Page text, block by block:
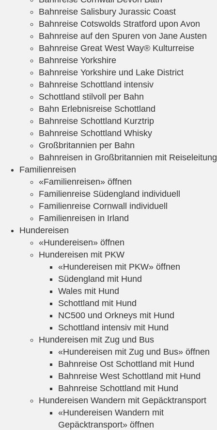
Bahnreise Salisbury Jurassic Coast
Bahnreise Cotswolds Stratford upon Avon
Bahnreise auf den Spuren von Jane Austen
Bahnreise Great West Way® Kulturreise
Bahnreise Yorkshire
Bahnreise Yorkshire und Lake District
Bahnreise Schottland intensiv
Schottland stilvoll per Bahn
Bahn Erlebnisreise Schottland
Bahnreise Schottland Kurztrip
Bahnreise Schottland Whisky
Großbritannien per Bahn
Bahnreisen in Großbritannien mit Reiseleitung
Familienreisen
«Familienreisen» öffnen
Familienreise Südengland individuell
Familienreise Cornwall individuell
Familienreisen in Irland
Hundereisen
«Hundereisen» öffnen
Hundereisen mit PKW
«Hundereisen mit PKW» öffnen
Südengland mit Hund
Wales mit Hund
Schottland mit Hund
NC500 und Orkneys mit Hund
Schottland intensiv mit Hund
Hundereisen mit Zug und Bus
«Hundereisen mit Zug und Bus» öffnen
Bahnreise Ost Schottland mit Hund
Bahnreise West Schottland mit Hund
Bahnreise Schottland mit Hund
Hundereisen Wandern mit Gepäcktransport
«Hundereisen Wandern mit
Gepäcktransport» öffnen